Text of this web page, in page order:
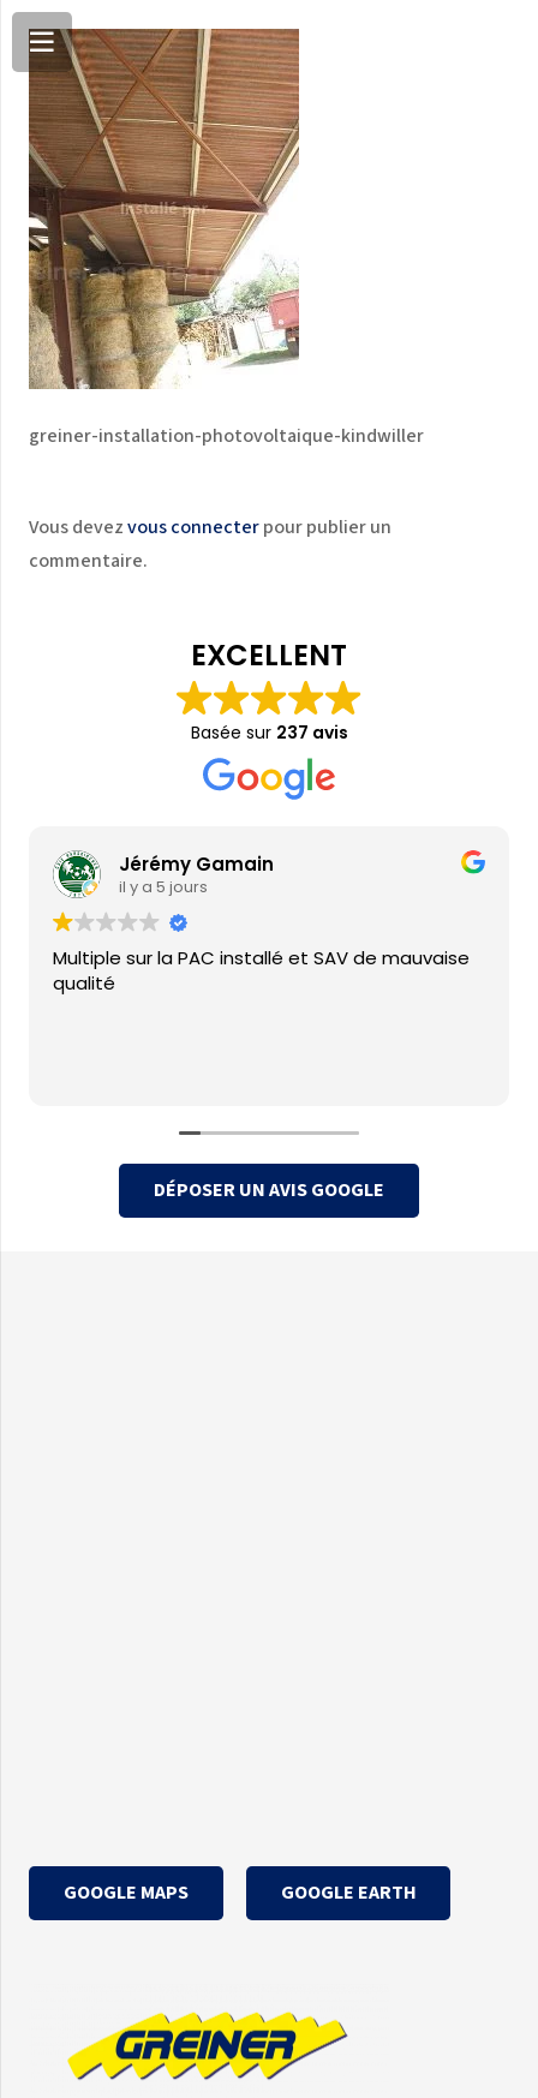
greiner-installation-photovoltaique-kindwiller
Vous devezvous connecterpour publier un
commentaire.
EXCELLENT
Basée sur 237 avis
Jérémy Gamain
il y a 5 jours
Multiple sur la PAC installé et SAV de mauvaise
qualité
DÉPOSER UN AVIS GOOGLE
GOOGLE MAPS GOOGLE EARTH